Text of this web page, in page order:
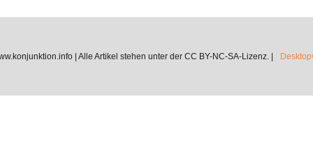
| Alle Artikel stehen unter der CC BY-NC-SA-Lizenz. |